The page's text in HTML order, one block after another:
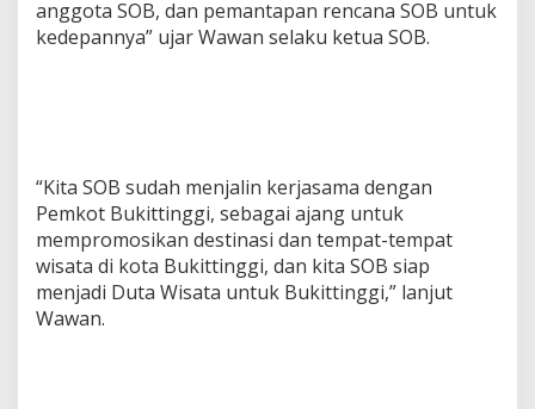
anggota SOB, dan pemantapan rencana SOB untuk
kedepannya” ujar Wawan selaku ketua SOB.
“Kita SOB sudah menjalin kerjasama dengan
Pemkot Bukittinggi, sebagai ajang untuk
mempromosikan destinasi dan tempat-tempat
wisata di kota Bukittinggi, dan kita SOB siap
menjadi Duta Wisata untuk Bukittinggi,” lanjut
Wawan.